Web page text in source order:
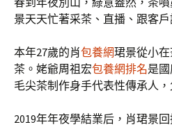
景天天忙著采茶、直播、跟客戶
本年27歲的肖包養網珺景從小
茶。姥爺周祖宏包養網排名是
毛尖茶制作身手代表性傳承人
2019年年夜學結業后，肖珺景